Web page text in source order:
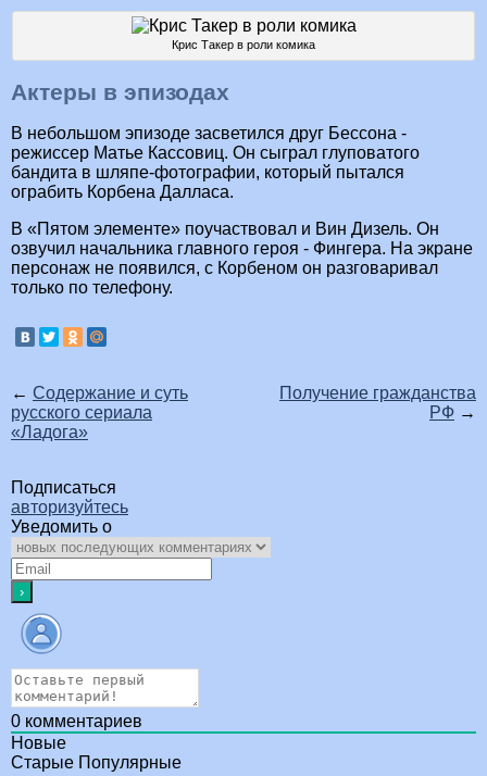
Крис Такер в роли комика
Актеры в эпизодах
В небольшом эпизоде засветился друг Бессона -
режиссер Матье Кассовиц. Он сыграл глуповатого
бандита в шляпе-фотографии, который пытался
ограбить Корбена Далласа.
В «Пятом элементе» поучаствовал и Вин Дизель. Он
озвучил начальника главного героя - Фингера. На экране
персонаж не появился, с Корбеном он разговаривал
только по телефону.
← Содержание и суть
русского сериала
«Ладога»
Получение гражданства
РФ →
Подписаться
авторизуйтесь
Уведомить о
0 комментариев
Новые
Старые Популярные